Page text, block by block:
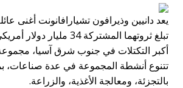
يعد دانيين وذيرافون تشيارافانونت أغنى
تبلغ ثروتهما المشتركة 34
أكبر التكتلات في جنوب شرق آسيا،
تتنوع أنشطة المجموعة في عدة صناعات،
بالتجزئة، ومعالجة الأغذية، والزراعة.